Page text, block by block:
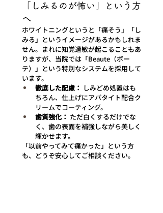
「しみるのが怖い」という方
へ
ホワイトニングというと「痛そう」「し
みる」というイメージがあるかもしれま
せん。まれに知覚過敏が起こることもあ
りますが、当院では「Beaute（ボー
テ）」という特別なシステムを採用して
います。
徹底した配慮： しみどめ処置はも
ちろん、仕上げにアパタイト配合ク
リームでコーティング。
歯質強化： ただ白くするだけでな
く、歯の表面を補強しながら美しく
輝かせます。
「以前やってみて痛かった」という方
も、どうぞ安心してご相談ください。